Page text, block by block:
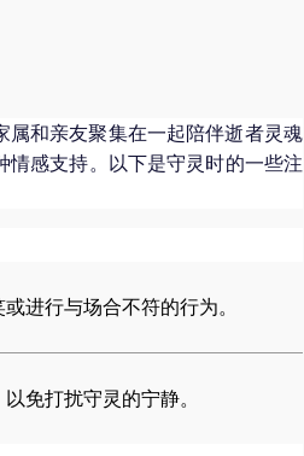
和亲友聚集在一起陪伴逝者灵魂
感支持。以下是守灵时的一些注
进行与场合不符的行为。
免打扰守灵的宁静。